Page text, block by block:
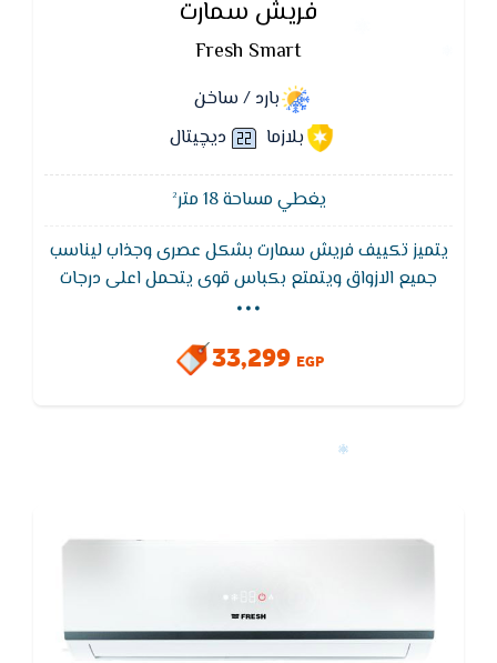
فريش سمارت
Fresh Smart
بارد / ساخن
بلازما
ديچيتال
يغطي مساحة 18 متر²
يتميز تكييف فريش سمارت بشكل عصرى وجذاب ليناسب
جميع الازواق ويتمتع بكباس قوى يتحمل اعلى درجات
الحراره ويعمل تكييف فريش سمارت فى اصعب الظروف
الوحده الداخلية من شاشة عرض ليد لمعرفة درجة الحراره
...
33,299 EGP